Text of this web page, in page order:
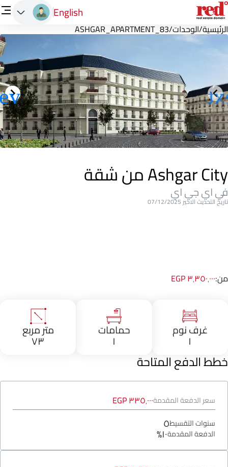
English
الرئيسية/الوحدات/
ASHGAR_APARTMENT_83
Ashgar City من شقة
في اي جي اي
تاريخ التحديث الاخير 07/12/2025
من:٣٬٣٥٠٬٠٠٠ EGP
غرف نوم
١
حمامات
١
متر مربع
٧٣
خطط الدفع المتاحة
سعر الدفعة المقدمة٣٣٥٬٠٠٠ EGP
سنوات التقسيط٥
الدفعة المقدمة١٠%